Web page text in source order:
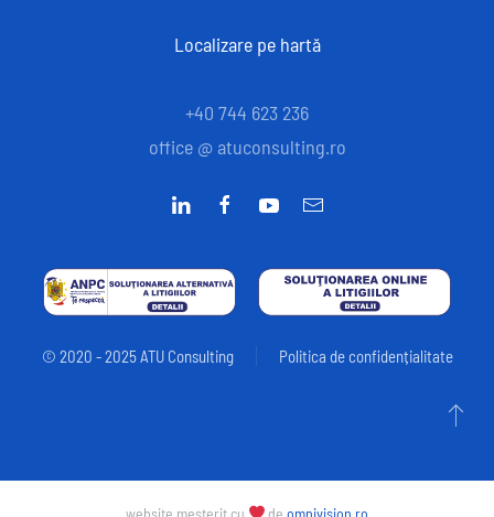
Localizare pe hartă
+40 744 623 236
office @ atuconsulting.ro
© 2020 - 2025 ATU Consulting Politica de confidențialitate
website meșterit cu deomnivision.ro